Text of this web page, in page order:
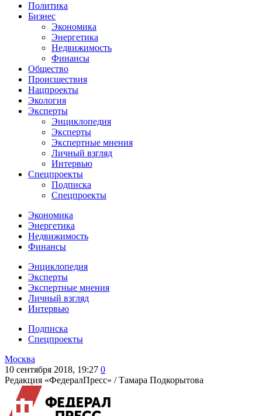
Политика
Бизнес
Экономика
Энергетика
Недвижимость
Финансы
Общество
Происшествия
Нацпроекты
Экология
Эксперты
Энциклопедия
Эксперты
Экспертные мнения
Личный взгляд
Интервью
Спецпроекты
Подписка
Спецпроекты
Экономика
Энергетика
Недвижимость
Финансы
Энциклопедия
Эксперты
Экспертные мнения
Личный взгляд
Интервью
Подписка
Спецпроекты
Москва
10 сентября 2018, 19:27 0
Редакция «ФедералПресс» /Тамара Подкорытова